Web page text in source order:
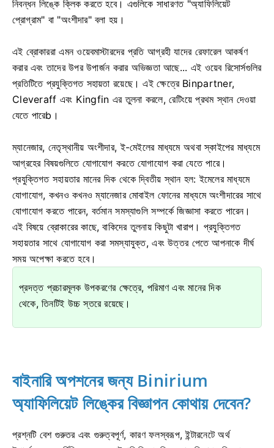
নিবন্ধন লিঙ্কে ক্লিক করতে হবে। এগুলিকে সাধারণত "অ্যাফিলিয়েট
প্রোগ্রাম" বা "অংশীদার" বলা হয়।
এই ব্রোকাররা এমন ওয়েবমাস্টারদের প্রতি আগ্রহী যাদের রেফারেল আকর্ষণ
করার এবং তাদের উপর উপার্জন করার অভিজ্ঞতা আছে... এই ওয়েব রিসোর্সগুলির
প্রতিটিতে প্রযুক্তিগত সহায়তা রয়েছে। এই ক্ষেত্রে Binpartner,
Сleveraff এবং Kingfin এর তুলনা করলে, রেটিংয়ে প্রথম স্থান দেওয়া
যেতে পারেb।
ম্যানেজার, নেতৃস্থানীয় অংশীদার, ই-মেইলের মাধ্যমে অথবা স্কাইপের মাধ্যমে
আগ্রহের বিষয়গুলিতে যোগাযোগ করতে যোগাযোগ করা যেতে পারে।
প্রযুক্তিগত সহায়তার মানের দিক থেকে দ্বিতীয় স্থান হল: ইমেলের মাধ্যমে
যোগাযোগ, কখনও কখনও ম্যানেজার মোবাইল ফোনের মাধ্যমে অংশীদারের সাথে
যোগাযোগ করতে পারেন, বর্তমান সমস্যাগুলি সম্পর্কে জিজ্ঞাসা করতে পারেন।
এই বিষয়ে ব্রোকারের কাছে, বাকিদের তুলনায় কিছুটা খারাপ। প্রযুক্তিগত
সহায়তার সাথে যোগাযোগ করা সমস্যাযুক্ত, এবং উত্তর পেতে আপনাকে দীর্ঘ
সময় অপেক্ষা করতে হবে।
প্রদত্ত প্রচারমূলক উপকরণের ক্ষেত্রে, পরিমাণ এবং মানের দিক
থেকে, তিনটিই উচ্চ স্তরে রয়েছে।
বাইনারি অপশনের জন্য Binirium
অ্যাফিলিয়েট লিঙ্কের বিজ্ঞাপন কোথায় দেবেন?
প্রশ্নটি বেশ গুরুতর এবং গুরুত্বপূর্ণ, কারণ ফলস্বরূপ, ইন্টারনেটে অর্থ